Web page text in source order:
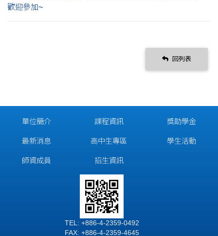
歡迎參加~
回列表
單位簡介
最新消息
師資成員
課程資訊
高中生專區
招生資訊
獎助學金
學生活動
TEL: +886-4-2359-0492
FAX: +886-4-2359-4645